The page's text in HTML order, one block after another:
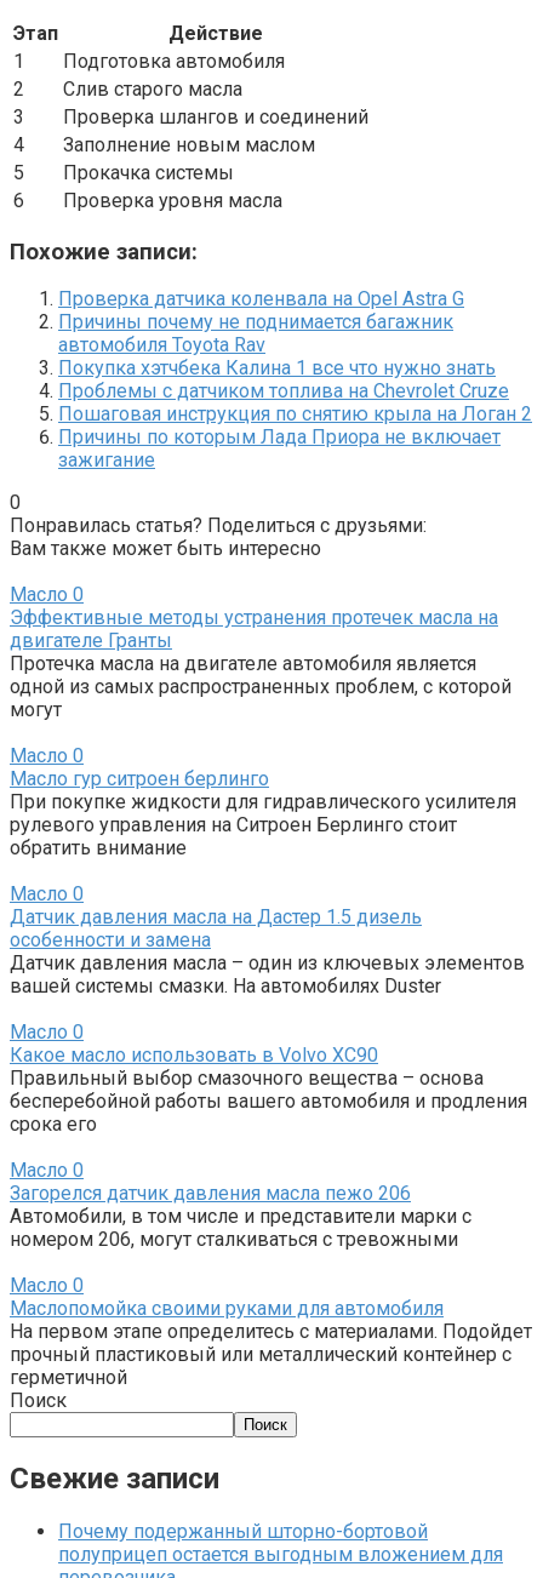
Этап
Действие
1
Подготовка автомобиля
2
Слив старого масла
3
Проверка шлангов и соединений
4
Заполнение новым маслом
5
Прокачка системы
6
Проверка уровня масла
Похожие записи:
Проверка датчика коленвала на Opel Astra G
Причины почему не поднимается багажник
автомобиля Toyota Rav
Покупка хэтчбека Калина 1 все что нужно знать
Проблемы с датчиком топлива на Chevrolet Cruze
Пошаговая инструкция по снятию крыла на Логан 2
Причины по которым Лада Приора не включает
зажигание
0
Понравилась статья? Поделиться с друзьями:
Вам также может быть интересно
Масло 0
Эффективные методы устранения протечек масла на
двигателе Гранты
Протечка масла на двигателе автомобиля является
одной из самых распространенных проблем, с которой
могут
Масло 0
Масло гур ситроен берлинго
При покупке жидкости для гидравлического усилителя
рулевого управления на Ситроен Берлинго стоит
обратить внимание
Масло 0
Датчик давления масла на Дастер 1.5 дизель
особенности и замена
Датчик давления масла – один из ключевых элементов
вашей системы смазки. На автомобилях Duster
Масло 0
Какое масло использовать в Volvo XC90
Правильный выбор смазочного вещества – основа
бесперебойной работы вашего автомобиля и продления
срока его
Масло 0
Загорелся датчик давления масла пежо 206
Автомобили, в том числе и представители марки с
номером 206, могут сталкиваться с тревожными
Масло 0
Маслопомойка своими руками для автомобиля
На первом этапе определитесь с материалами. Подойдет
прочный пластиковый или металлический контейнер с
герметичной
Поиск
Поиск
Свежие записи
Почему подержанный шторно-бортовой
полуприцеп остается выгодным вложением для